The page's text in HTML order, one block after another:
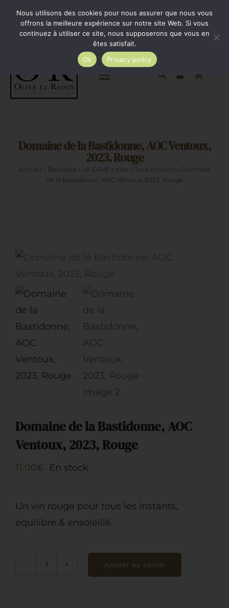
PasserMinimum de commande 35€. Livraison France entière
par Colissimo au tarif en vigueur à partir de 35€.
Livraison gratuite par Colissimo à partir de 80€
Toggle
Epicerie sucrée
La cave
Domaine de la Bastidonne, AOC Ventoux,
2023, Rouge
Accueil Boutique LA CAVE Vins Tous nos vins
Domaine
de la Bastidonne, AOC Ventoux, 2023, Rouge
Domaine de la Bastidonne, AOC
Ventoux, 2023, Rouge
11.00€ En stock
Un vin rouge pour tous les instants,
équilibré & ensoleillé.
quantité
Ajouter au panier
Nous utilisons des cookies pour nous assurer que nous vous
offrons la meilleure expérience sur notre site Web. Si vous
continuez à utiliser ce site, nous supposerons que vous en
êtes satisfait.
Ok
Privacy policy